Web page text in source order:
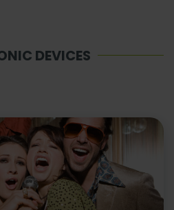
DEVICES